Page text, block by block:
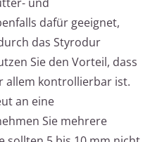
dafür geeignet,
das Styrodur
Sie den Vorteil, dass
allem kontrollierbar ist.
an eine
Sie mehrere